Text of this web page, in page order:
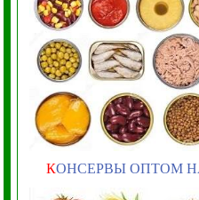
КОНСЕРВЫ ОПТОМ